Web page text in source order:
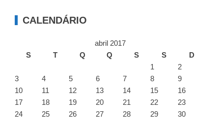
CALENDÁRIO
abril 2017
S
T Q Q S S
D
1
2
3
4 5 6 7 8
9
10
11 12 13 14 15
16
17
18 19 20 21 22
23
24
25 26 27 28 29 30